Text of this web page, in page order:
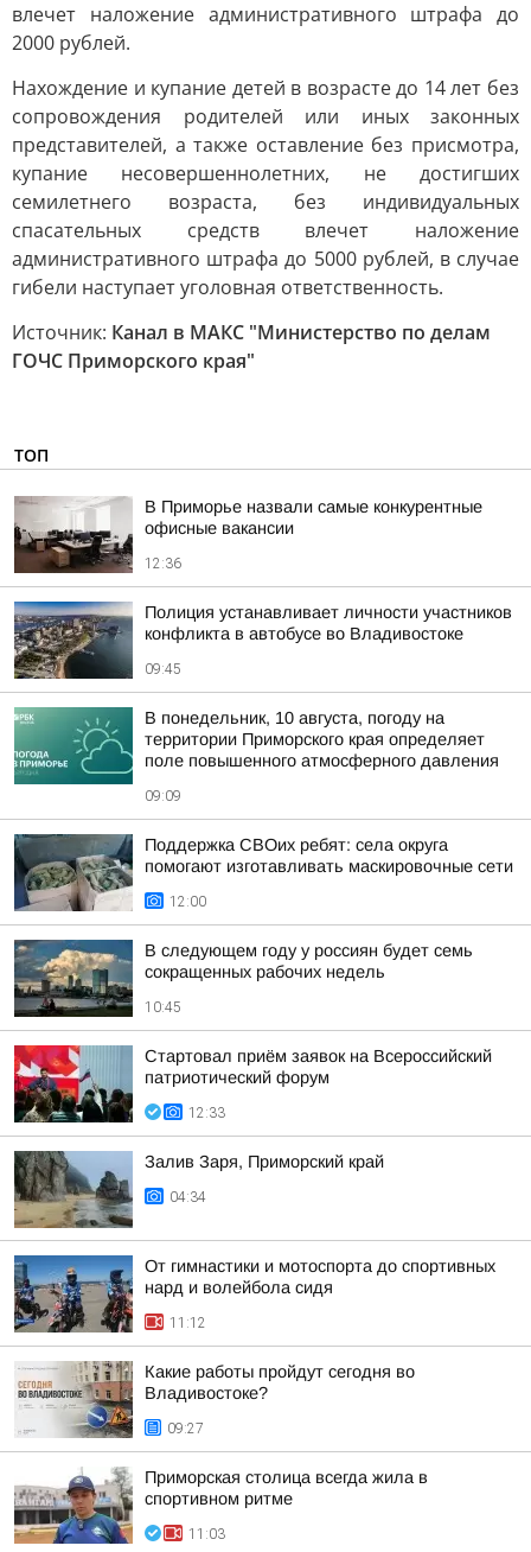
влечет наложение административного штрафа до
2000 рублей.
Нахождение и купание детей в возрасте до 14 лет без
сопровождения родителей или иных законных
представителей, а также оставление без присмотра,
купание несовершеннолетних, не достигших
семилетнего возраста, без индивидуальных
спасательных средств влечет наложение
административного штрафа до 5000 рублей, в случае
гибели наступает уголовная ответственность.
Источник: Канал в МАКС "Министерство по делам
ГОЧС Приморского края"
ТОП
В Приморье назвали самые конкурентные
офисные вакансии
12:36
Полиция устанавливает личности участников
конфликта в автобусе во Владивостоке
09:45
В понедельник, 10 августа, погоду на
территории Приморского края определяет
поле повышенного атмосферного давления
09:09
Поддержка СВОих ребят: села округа
помогают изготавливать маскировочные сети
12:00
В следующем году у россиян будет семь
сокращенных рабочих недель
10:45
Стартовал приём заявок на Всероссийский
патриотический форум
12:33
Залив Заря, Приморский край
04:34
От гимнастики и мотоспорта до спортивных
нард и волейбола сидя
11:12
Какие работы пройдут сегодня во
Владивостоке?
09:27
Приморская столица всегда жила в
спортивном ритме
11:03